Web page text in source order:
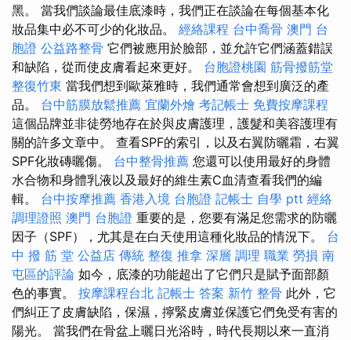
黑。 當我們談論最佳底漆時，我們正在談論在每個基本化
妝品集中必不可少的化妝品。 經絡課程 台中喬骨 澳門 台
胞證 公益路整骨 它們被應用於臉部，並允許它們涵蓋錯誤
和缺陷，從而使皮膚看起來更好。 台胞證桃園 筋骨撥筋堂
整復竹東 當我們想到歐萊雅時，我們通常會想到廣泛的產
品。 台中筋膜放鬆推薦 宜蘭外燴 考記帳士 免費按摩課程
這個品牌並非徒勞地存在於與皮膚護理，護髮和美容護理有
關的許多文章中。 查看SPF的索引，以及右翼防曬霜，右翼
SPF化妝磚曬傷。 台中整骨推薦 您還可以使用最好的身體
水合物和身體乳液以及最好的維生素C血清查看我們的編
輯。 台中按摩推薦 香港入境 台胞證 記帳士 自學 ptt 經絡
調理證照 澳門 台胞證 重要的是，您要有滿足您需求的防曬
因子（SPF），尤其是在白天使用這種化妝品的情況下。 台
中 撥 筋 堂 公益店 傳統 整復 推拿 深層 調理 職業 勞損 南
屯區的評論 如今，底漆的功能超出了它們只是賦予面部顏
色的事實。 按摩課程台北 記帳士 答案 新竹 整骨 此外，它
們糾正了皮膚缺陷，保濕，擰緊皮膚並保護它們免受有害的
陽光。 當我們在骨盆上曬日光浴時，時代長期以來一直消